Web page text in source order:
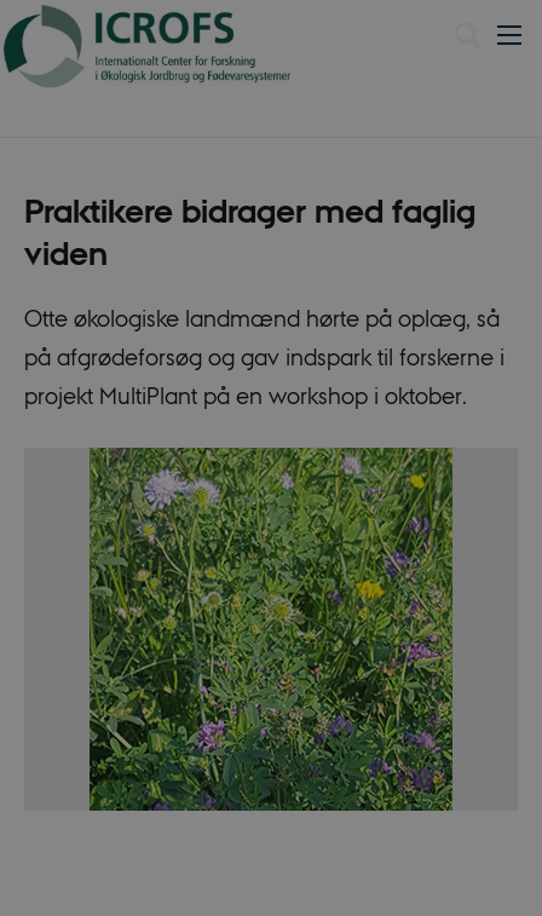
Praktikere bidrager med faglig
viden
Otte økologiske landmænd hørte på oplæg, så
på afgrødeforsøg og gav indspark til forskerne i
projekt MultiPlant på en workshop i oktober.